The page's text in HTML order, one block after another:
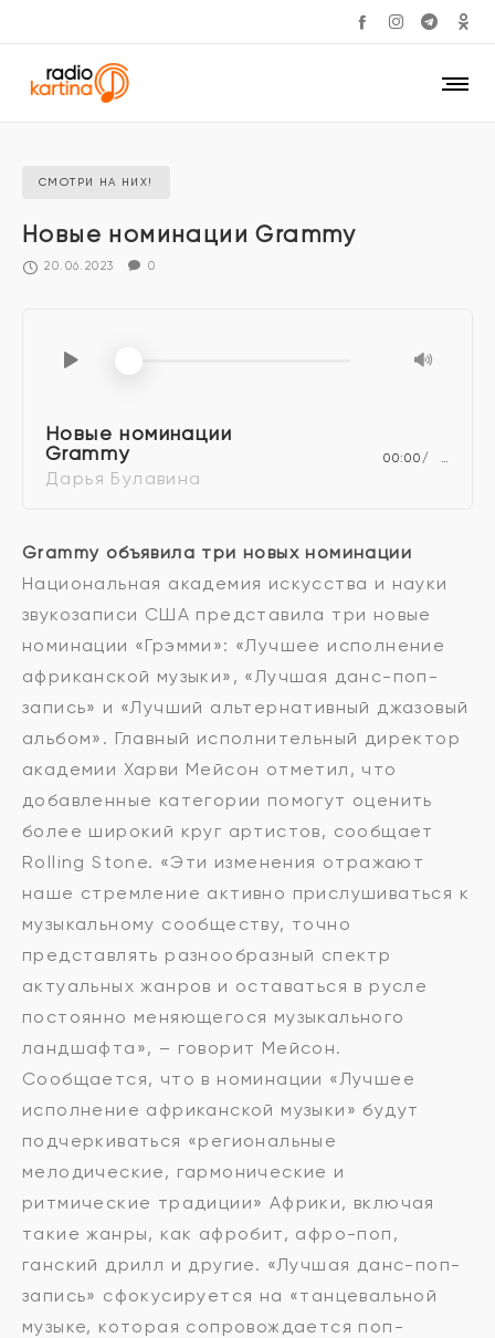
СМОТРИ НА НИХ!
Новые номинации Grammy
20.06.2023 0
Новые номинации
Grammy
Дарья Булавина
00:00 …
Grammy объявила три новых номинации
Национальная академия искусства и науки
звукозаписи США представила три новые
номинации «Грэмми»: «Лучшее исполнение
африканской музыки», «Лучшая данс-поп-
запись» и «Лучший альтернативный джазовый
альбом». Главный исполнительный директор
академии Харви Мейсон отметил, что
добавленные категории помогут оценить
более широкий круг артистов, сообщает
Rolling Stone. «Эти изменения отражают
наше стремление активно прислушиваться к
музыкальному сообществу, точно
представлять разнообразный спектр
актуальных жанров и оставаться в русле
постоянно меняющегося музыкального
ландшафта», – говорит Мейсон.
Сообщается, что в номинации «Лучшее
исполнение африканской музыки» будут
подчеркиваться «региональные
мелодические, гармонические и
ритмические традиции» Африки, включая
такие жанры, как афробит, афро-поп,
ганский дрилл и другие. «Лучшая данс-поп-
запись» сфокусируется на «танцевальной
музыке, которая сопровождается поп-